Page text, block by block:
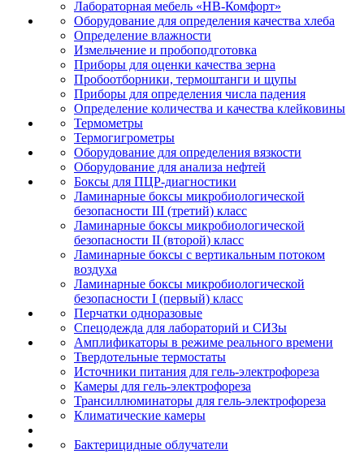
Лабораторная мебель «НВ-Комфорт»
Оборудование для определения качества хлеба
Определение влажности
Измельчение и пробоподготовка
Приборы для оценки качества зерна
Пробоотборники, термоштанги и щупы
Приборы для определения числа падения
Определение количества и качества клейковины
Термометры
Термогигрометры
Оборудование для определения вязкости
Оборудование для анализа нефтей
Боксы для ПЦР-диагностики
Ламинарные боксы микробиологической
безопасности III (третий) класс
Ламинарные боксы микробиологической
безопасности II (второй) класс
Ламинарные боксы с вертикальным потоком
воздуха
Ламинарные боксы микробиологической
безопасности I (первый) класс
Перчатки одноразовые
Спецодежда для лабораторий и СИЗы
Амплификаторы в режиме реального времени
Твердотельные термостаты
Источники питания для гель-электрофореза
Камеры для гель-электрофореза
Трансиллюминаторы для гель-электрофореза
Климатические камеры
Бактерицидные облучатели